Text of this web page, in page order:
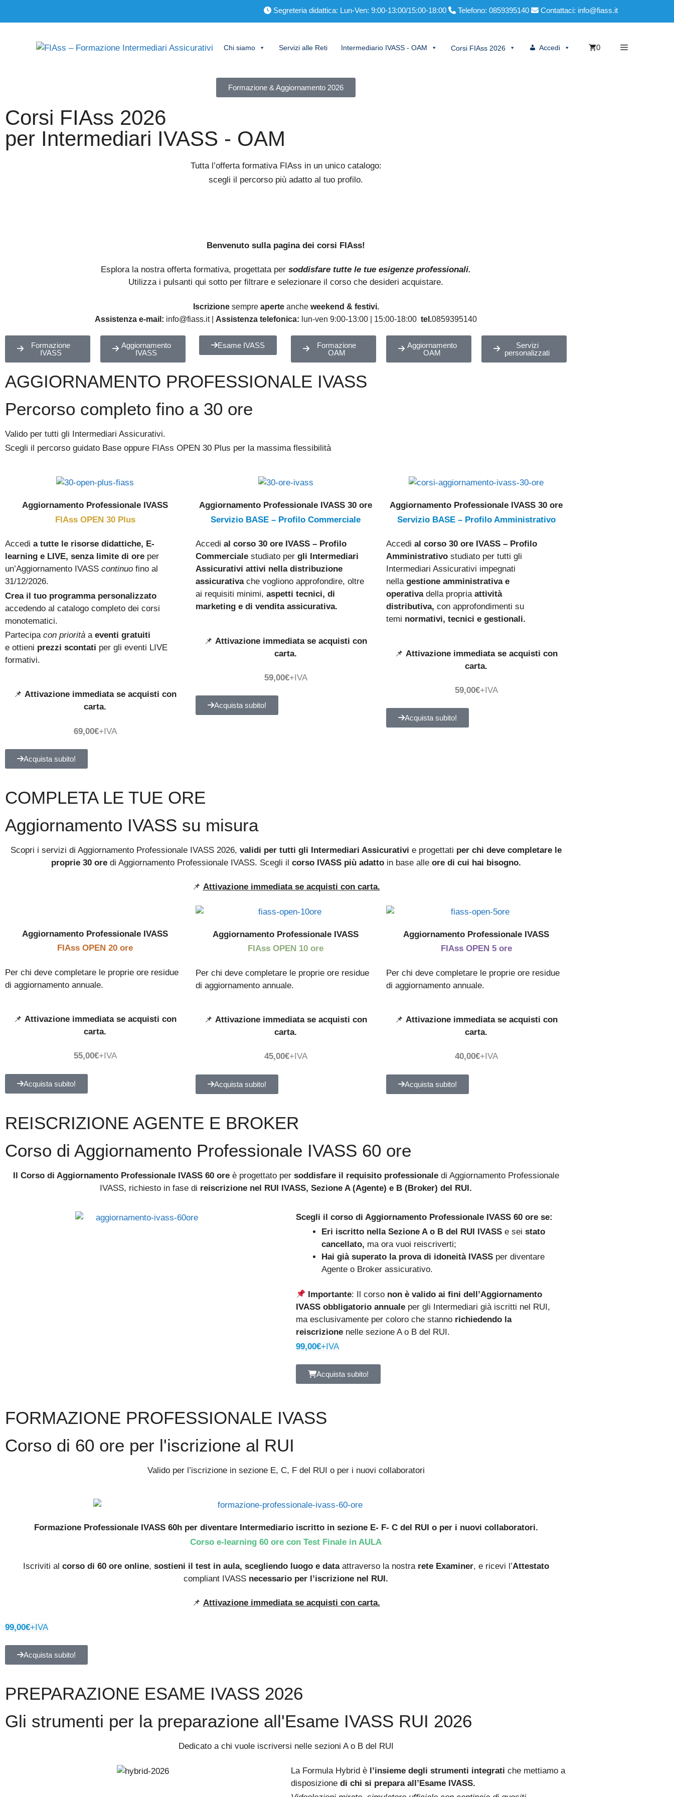
Segreteria didattica: Lun-Ven: 9:00-13:00/15:00-18:00 Telefono: 0859395140 Contattaci: info@fiass.it
Chi siamo Servizi alle Reti Intermediario IVASS - OAM Corsi FIAss 2026 Accedi 0
Formazione & Aggiornamento 2026
Corsi FIAss 2026
per Intermediari IVASS - OAM
Tutta l’offerta formativa FIAss in un unico catalogo:
scegli il percorso più adatto al tuo profilo.
Benvenuto sulla pagina dei corsi FIAss!
Esplora la nostra offerta formativa, progettata per soddisfare tutte le tue esigenze professionali.
Utilizza i pulsanti qui sotto per filtrare e selezionare il corso che desideri acquistare.
Iscrizione sempreaperte ancheweekend & festivi.
Assistenza e-mail: info@fiass.it | Assistenza telefonica: lun-ven 9:00-13:00 | 15:00-18:00 tel.0859395140
Formazione
IVASS
Aggiornamento
IVASS
Esame IVASS
Formazione
OAM
Aggiornamento
OAM
Servizi
personalizzati
AGGIORNAMENTO PROFESSIONALE IVASS
Percorso completo fino a 30 ore
Valido per tutti gli Intermediari Assicurativi.
Scegli il percorso guidato Base oppure FIAss OPEN 30 Plus per la massima flessibilità
Aggiornamento Professionale IVASS
FIAss OPEN 30 Plus
Accedi a tutte le risorse didattiche, E-
learning e LIVE, senza limite di ore per
un’Aggiornamento IVASS continuo fino al
31/12/2026.
Crea il tuo programma personalizzato
accedendo al catalogo completo dei corsi
monotematici.
Partecipa con priorità a eventi gratuiti
e ottieni prezzi scontati per gli eventi LIVE
formativi.
📌Attivazione immediata se acquisti con
carta.
69,00€+IVA
Acquista subito!
Aggiornamento Professionale IVASS 30 ore
Servizio BASE – Profilo Commerciale
Accedi al corso 30 ore IVASS – Profilo
Commercialestudiato per gli Intermediari
Assicurativi attivi nella distribuzione
assicurativache vogliono approfondire, oltre
ai requisiti minimi, aspetti tecnici, di
marketing e di vendita assicurativa.
📌 Attivazione immediata se acquisti con
carta.
59,00€+IVA
Acquista subito!
Aggiornamento Professionale IVASS 30 ore
Servizio BASE – Profilo Amministrativo
Accedi al corso 30 ore IVASS – Profilo
Amministrativostudiato per tutti gli
Intermediari Assicurativi impegnati
nella gestione amministrativa e
operativa della propriaattività
distributiva, con approfondimenti su
temi normativi, tecnici e gestionali.
📌 Attivazione immediata se acquisti con
carta.
59,00€+IVA
Acquista subito!
COMPLETA LE TUE ORE
Aggiornamento IVASS su misura
Scopri i servizi di Aggiornamento Professionale IVASS 2026, validi per tutti gli Intermediari Assicurativi e progettati per chi deve completare le
proprie 30 oredi Aggiornamento Professionale IVASS. Scegli il corso IVASS più adattoin base alle ore di cui hai bisogno.
📌 Attivazione immediata se acquisti con carta.
Aggiornamento Professionale IVASS
FIAss OPEN 20 ore
Per chi deve completare le proprie ore residue
di aggiornamento annuale.
📌Attivazione immediata se acquisti con
carta.
55,00€+IVA
Acquista subito!
Aggiornamento Professionale IVASS
FIAss OPEN 10 ore
Per chi deve completare le proprie ore residue
di aggiornamento annuale.
📌Attivazione immediata se acquisti con
carta.
45,00€+IVA
Acquista subito!
Aggiornamento Professionale IVASS
FIAss OPEN 5 ore
Per chi deve completare le proprie ore residue
di aggiornamento annuale.
📌Attivazione immediata se acquisti con
carta.
40,00€+IVA
Acquista subito!
REISCRIZIONE AGENTE E BROKER
Corso di Aggiornamento Professionale IVASS 60 ore
Il Corso di Aggiornamento Professionale IVASS 60 ore è progettato per soddisfare il requisito professionaledi Aggiornamento Professionale
IVASS, richiesto in fase di reiscrizione nel RUI IVASS, Sezione A (Agente) e B (Broker) del RUI.
Scegli il corso di Aggiornamento Professionale IVASS 60 ore se:
Eri iscritto nella Sezione A o B del RUI IVASS e sei stato
cancellato, ma ora vuoi reiscriverti;
Hai già superato la prova di idoneità IVASS per diventare
Agente o Broker assicurativo.
Importante: Il corso non è valido ai fini dell’Aggiornamento
IVASS obbligatorio annuale per gli Intermediari già iscritti nel RUI,
ma esclusivamente per coloro che stanno richiedendo la
reiscrizione nelle sezione A o B del RUI.
99,00€+IVA
Acquista subito!
FORMAZIONE PROFESSIONALE IVASS
Corso di 60 ore per l'iscrizione al RUI
Valido per l’iscrizione in sezione E, C, F del RUI o per i nuovi collaboratori
Formazione Professionale IVASS 60h per diventare Intermediario iscritto in sezione E- F- C del RUI o per i nuovi collaboratori.
Corso e-learning 60 ore con Test Finale in AULA
Iscriviti al corso di 60 ore online, sostieni il test in aula, scegliendo luogo e dataattraverso la nostra rete Examiner, e ricevi l’Attestato
compliant IVASS necessario per l’iscrizione nel RUI.
📌 Attivazione immediata se acquisti con carta.
99,00€+IVA
Acquista subito!
PREPARAZIONE ESAME IVASS 2026
Gli strumenti per la preparazione all'Esame IVASS RUI 2026
Dedicato a chi vuole iscriversi nelle sezioni A o B del RUI
La Formula Hybrid è l’insieme degli strumenti integrati che mettiamo a
disposizione di chi si prepara all’Esame IVASS.